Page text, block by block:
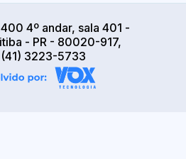
4º andar, sala 401 -
- PR - 80020-917,
(41) 3223-5733